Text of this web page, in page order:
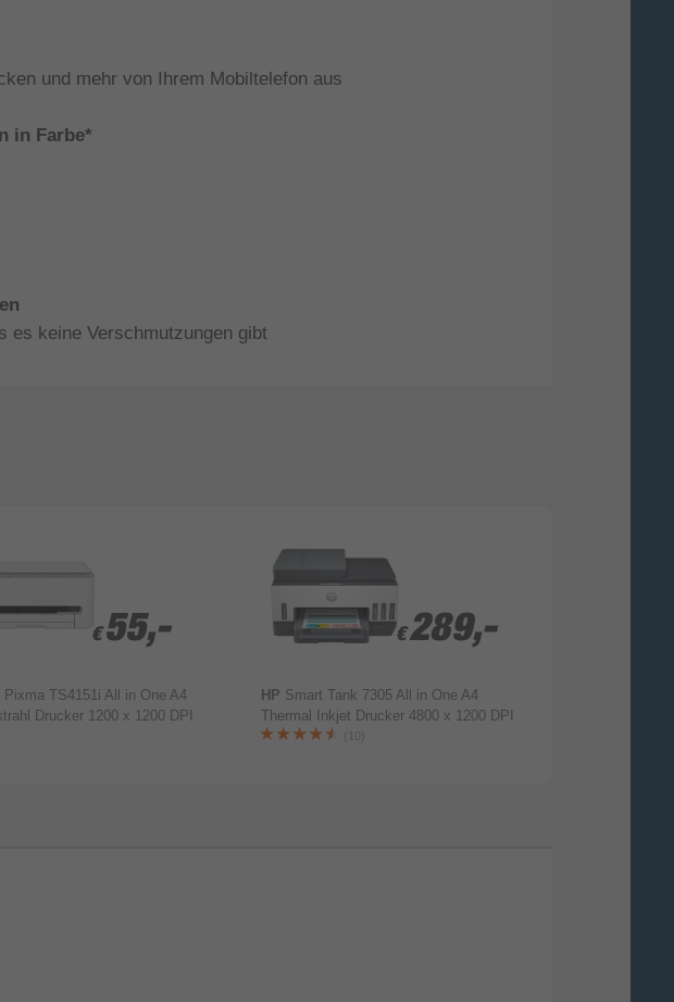
und mehr von Ihrem Mobiltelefon aus
in Farbe*
es keine Verschmutzungen gibt
€ 55,-
€ 55,-
Pixma TS4151i All in One A4
Drucker 1200 x 1200 DPI
€ 289,-
€ 289,-
HP Smart Tank 7305 All in One A4
Thermal Inkjet Drucker 4800 x 1200 DPI
(10)